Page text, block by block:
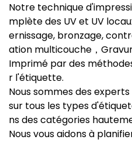
Notre technique
mplète des UV et UV
ernissage, bronzage,
ation multicouche，
Imprimé par des
r l'étiquette.
Nous sommes des
sur tous les types
ns des catégories
Nous vous aidons à